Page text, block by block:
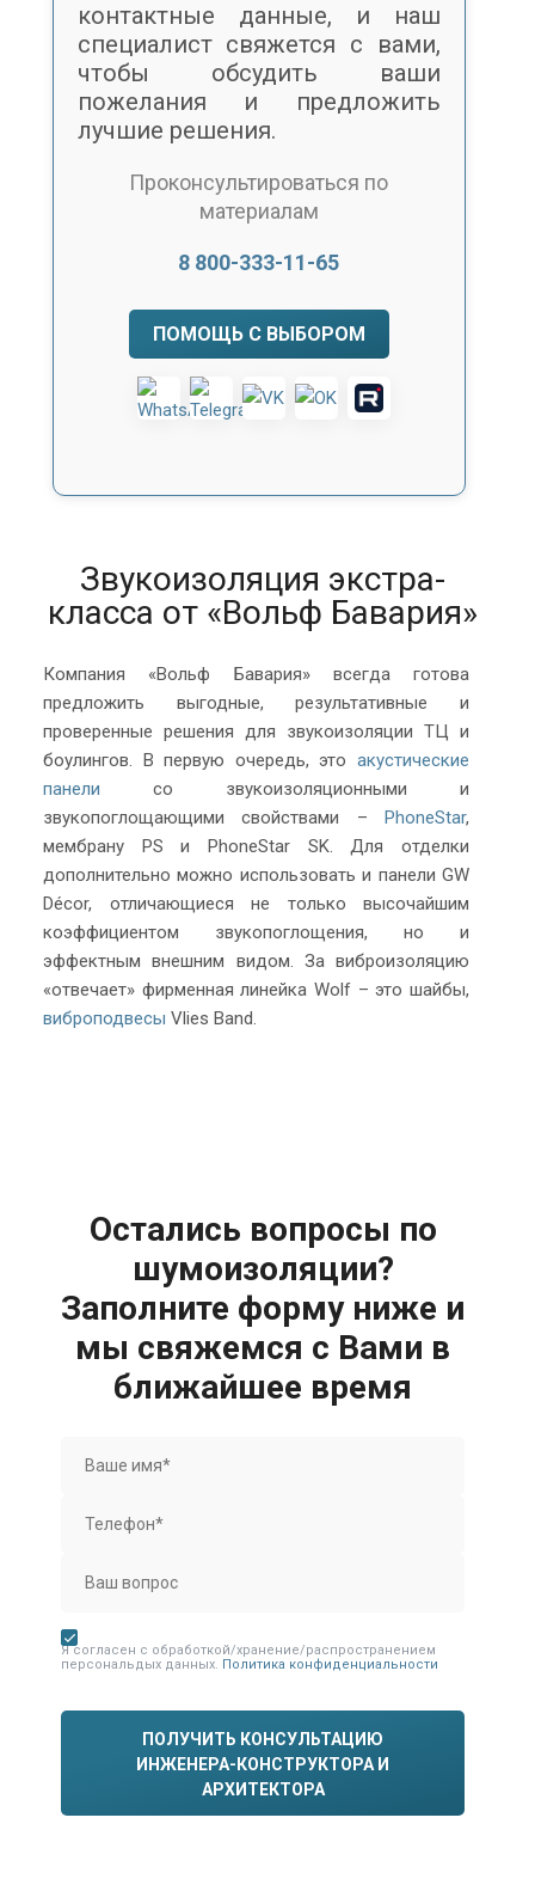
контактные данные, и наш
специалист свяжется с вами,
чтобы обсудить ваши
пожелания и предложить
лучшие решения.
Проконсультироваться по
материалам
8 800-333-11-65
ПОМОЩЬ С ВЫБОРОМ
Звукоизоляция экстра-
класса от «Вольф Бавария»
Компания «Вольф Бавария» всегда готова
предложить выгодные, результативные и
проверенные решения для звукоизоляции ТЦ и
боулингов. В первую очередь, это акустические
панели со звукоизоляционными и
звукопоглощающими свойствами – PhoneStar,
мембрану PS и PhoneStar SK. Для отделки
дополнительно можно использовать и панели GW
Décor, отличающиеся не только высочайшим
коэффициентом звукопоглощения, но и
эффектным внешним видом. За виброизоляцию
«отвечает» фирменная линейка Wolf – это шайбы,
виброподвесы Vlies Band.
Остались вопросы по
шумоизоляции?
Заполните форму ниже и
мы свяжемся с Вами в
ближайшее время
Я согласен с обработкой/хранение/распространением
персональдых данных. Политика конфиденциальности
ПОЛУЧИТЬ КОНСУЛЬТАЦИЮ
ИНЖЕНЕРА-КОНСТРУКТОРА И
АРХИТЕКТОРА